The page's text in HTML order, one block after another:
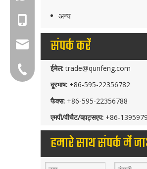
अन्य
संपर्क करें
ईमेल: trade@qunfeng.com
दूरभाष: +86-595-22356782
फैक्स: +86-595-22356788
एमपी/वीचैट/व्हाट्सएप: +86-
हमारे साथ संपर्क में
+86-18150503129
group@qunfeng.com
+86-595 22356782